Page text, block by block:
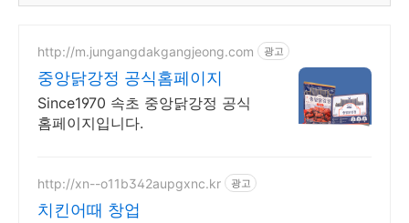
http://m.jungangdakgangjeong.com 광고
중앙닭강정 공식홈페이지
Since1970 속초 중앙닭강정 공식
홈페이지입니다.
http://xn--o11b342aupgxnc.kr 광고
치킨어때 창업